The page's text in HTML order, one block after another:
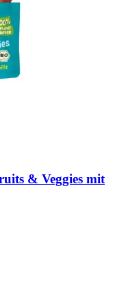
& Veggies mit